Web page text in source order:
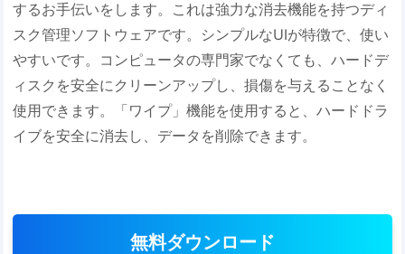
するお手伝いをします。これは強力な消去機能を持つディ
スク管理ソフトウェアです。シンプルなUIが特徴で、使い
やすいです。コンピュータの専門家でなくても、ハードデ
ィスクを安全にクリーンアップし、損傷を与えることなく
使用できます。「ワイプ」機能を使用すると、ハードドラ
イブを安全に消去し、データを削除できます。
無料ダウンロード